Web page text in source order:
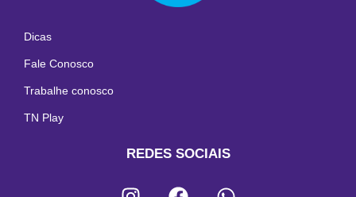
Dicas
Fale Conosco
Trabalhe conosco
TN Play
REDES SOCIAIS